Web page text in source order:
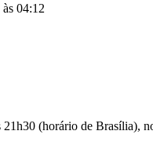
04:12
(horário de Brasília),